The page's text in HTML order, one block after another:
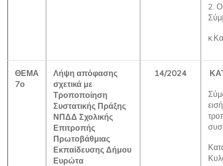
2. Ο
ΘΕΜΑ
7ο
Λήψη απόφασης
σχετικά με
Τροποποίηση
Συστατικής Πράξης
ΝΠΔΔ Σχολικής
Επιτροπής
Πρωτοβάθμιας
Εκπαίδευσης Δήμου
Ευρώτα
14/2024